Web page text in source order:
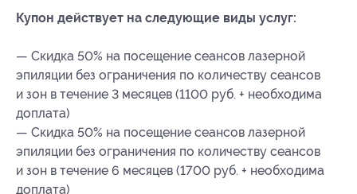
Купон действует на следующие виды услуг:
— Скидка 50% на посещение сеансов лазерной
эпиляции без ограничения по количеству сеансов
и зон в течение 3 месяцев (1100 руб. + необходима
доплата)
— Скидка 50% на посещение сеансов лазерной
эпиляции без ограничения по количеству сеансов
и зон в течение 6 месяцев (1700 руб. + необходима
доплата)